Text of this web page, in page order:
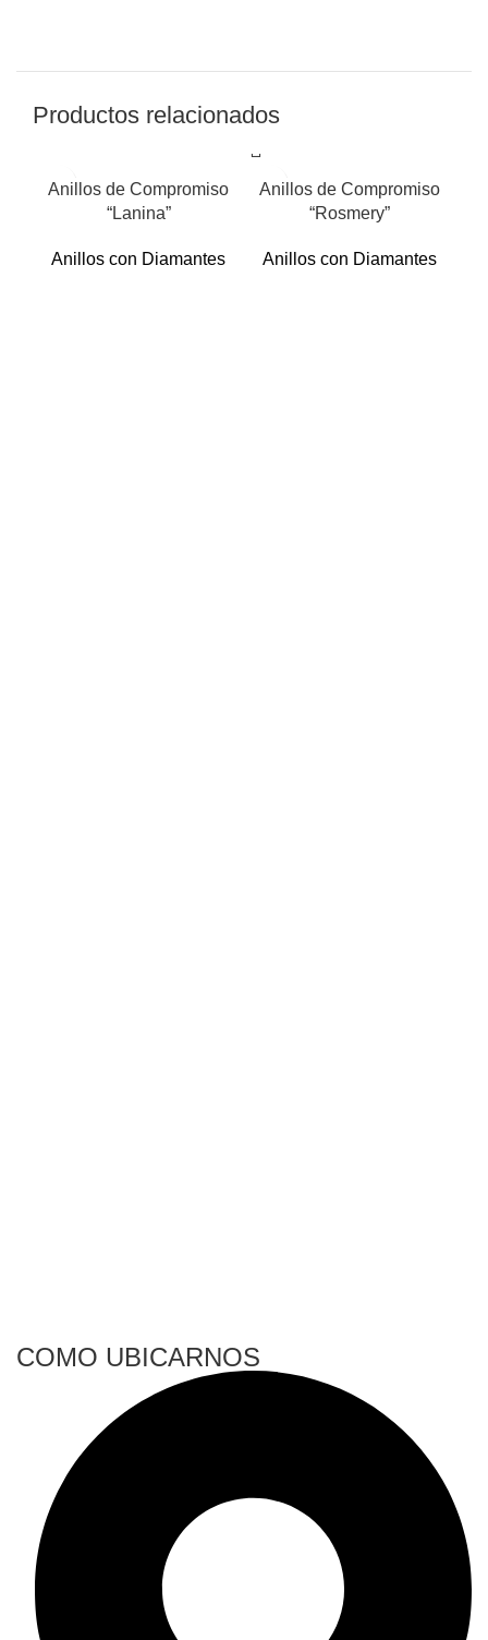
Productos relacionados
Anillos de Compromiso
“Lanina”
Anillos con Diamantes
Anillos de Compromiso
“Rosmery”
Anillos con Diamantes
COMO UBICARNOS